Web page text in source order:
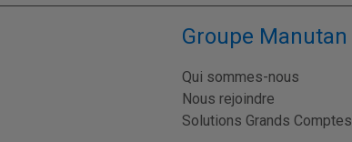
Groupe Manutan
Qui sommes-nous
Nous rejoindre
Solutions Grands Comptes